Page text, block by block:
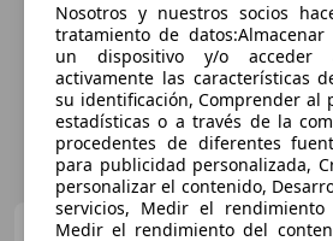
Nosotros y nuestros socios
tratamiento de
un dispositivo y/o acceder
activamente las características
su identificación, Comprender al
estadísticas o a través de la
procedentes de diferentes
para publicidad personalizada,
personalizar el contenido,
servicios, Medir el
Medir el rendimiento del